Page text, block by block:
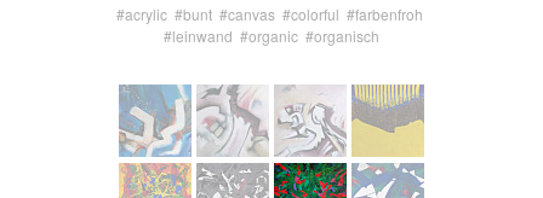
#acrylic #bunt #canvas #colorful #farbenfroh
#leinwand #organic #organisch